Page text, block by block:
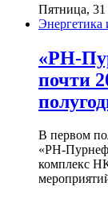
Пятница,
«РН-
почти
В первом
«РН-
комплекс